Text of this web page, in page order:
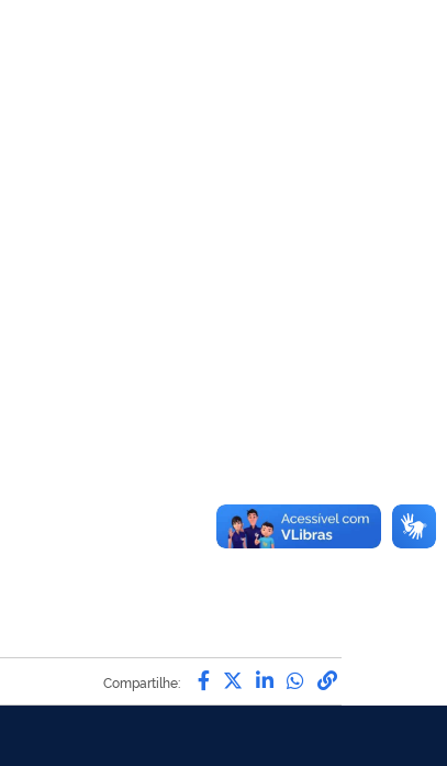
Compartilhe: Compartilhe por Facebook
Compartilhe por
Compartilhe por
Compartilhe
link para